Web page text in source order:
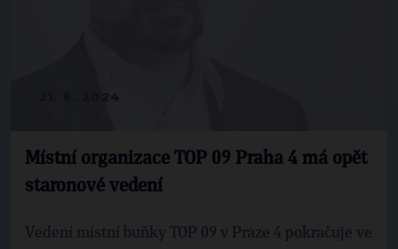
Místní organizace TOP 09 Praha 4 má opět
staronové vedení
Vedení místní buňky TOP 09 v Praze 4 pokračuje ve